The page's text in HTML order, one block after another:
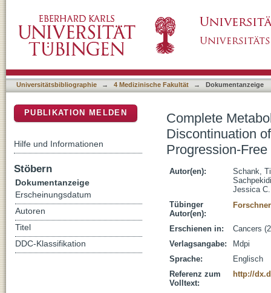
Checkpoint Inhibitors Correlates with Long
Universitätsbibliographie → 4 Medizinische Fakultät → Dokumentanzeige
Complete
Discontinuation
Progression-
Autor(en):
Schank,
Jessica C.
Tübinger
Autor(en):
Erschienen in:
Cancers
Verlagsangabe:
Mdpi
Sprache:
Englisch
Referenz zum
Volltext:
http://
PUBLIKATION MELDEN
Hilfe und Informationen
Stöbern
Dokumentanzeige
Erscheinungsdatum
Autoren
Titel
DDC-Klassifikation